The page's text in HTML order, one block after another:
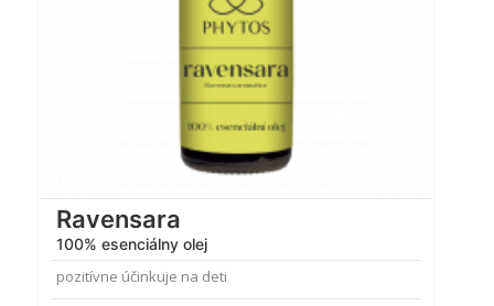
Ravensara
100% esenciálny olej
pozitívne účinkuje na deti